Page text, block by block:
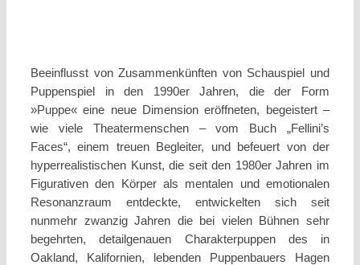
Beeinflusst von Zusammenkünften von Schauspiel und
Puppenspiel in den 1990er Jahren, die der Form
»Puppe« eine neue Dimension eröffneten, begeistert –
wie viele Theatermenschen – vom Buch „Fellini’s
Faces“, einem treuen Begleiter, und befeuert von der
hyperrealistischen Kunst, die seit den 1980er Jahren im
Figurativen den Körper als mentalen und emotionalen
Resonanzraum entdeckte, entwickelten sich seit
nunmehr zwanzig Jahren die bei vielen Bühnen sehr
begehrten, detailgenauen Charakterpuppen des in
Oakland, Kalifornien, lebenden Puppenbauers Hagen